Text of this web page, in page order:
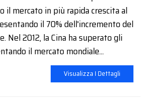
il mercato in più rapida crescita al
il 70% dell'incremento del
Nel 2012, la Cina ha superato gli
il mercato mondiale...
Visualizza I Dettagli